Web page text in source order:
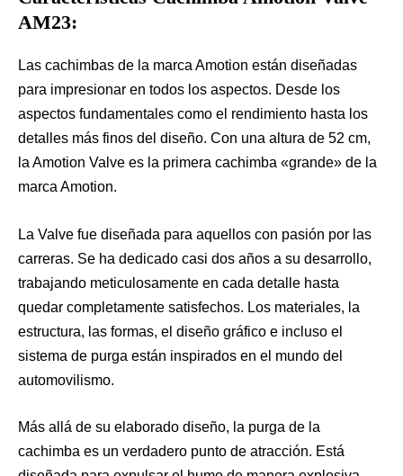
AM23:
Las cachimbas de la marca Amotion están diseñadas
para impresionar en todos los aspectos. Desde los
aspectos fundamentales como el rendimiento hasta los
detalles más finos del diseño. Con una altura de 52 cm,
la Amotion Valve es la primera cachimba «grande» de la
marca Amotion.
La Valve fue diseñada para aquellos con pasión por las
carreras. Se ha dedicado casi dos años a su desarrollo,
trabajando meticulosamente en cada detalle hasta
quedar completamente satisfechos. Los materiales, la
estructura, las formas, el diseño gráfico e incluso el
sistema de purga están inspirados en el mundo del
automovilismo.
Más allá de su elaborado diseño, la purga de la
cachimba es un verdadero punto de atracción. Está